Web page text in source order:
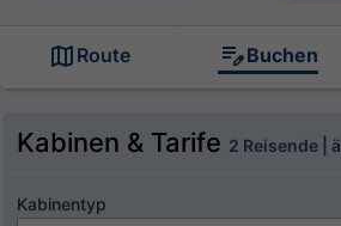
Route Buchen
Kabinen & Tarife 2 Reisende |
Kabinentyp